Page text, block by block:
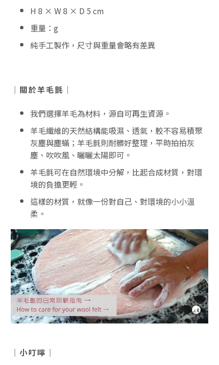
H 8 × W 8 × D 5 cm
重量：g
純手工製作，尺寸與重量會略有差異
｜關於羊毛氈｜
我們選擇羊毛為材料，源自可再生資源。
羊毛纖維的天然結構能吸濕、透氣，較不容易積聚
灰塵與塵蟎；羊毛氈則耐髒好整理，平時拍拍灰
塵、吹吹風、曬曬太陽即可。
羊毛氈可在自然環境中分解，比起合成材質，對環
境的負擔更輕。
這樣的材質，就像一份對自己、對環境的小小溫
柔。
｜小叮嚀｜